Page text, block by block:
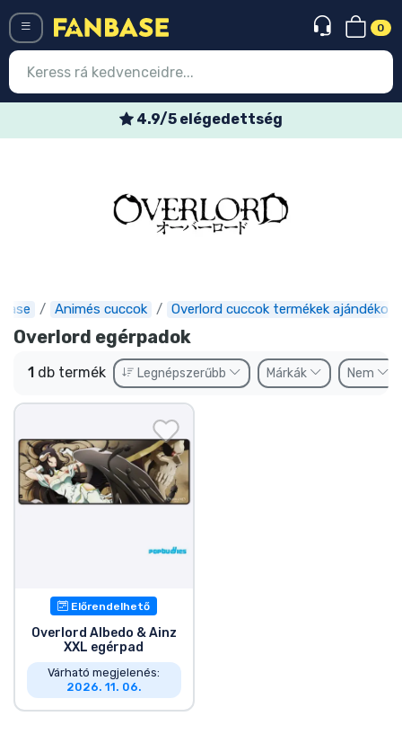
0
4.9/5 elégedettség
Animés cuccok Overlord cuccok termékek ajándékok
Overlord egérpadok
1 db termék Legnépszerűbb Márkák Nem
Előrendelhető
Overlord Albedo & Ainz
XXL egérpad
Várható megjelenés:
2026. 11. 06.
Legújabb cuccok
Előrendelhető cuccok
Outlet cuccok
Ajándékkártya
Szállítás és fizetés
Sorozatos cuccok
Filmes cuccok
Mesés cuccok
Animés cuccok
Gamer cuccok